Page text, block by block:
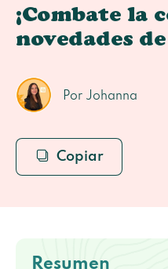
¡Combate la
novedades
Por Johanna
Copiar
Resumen